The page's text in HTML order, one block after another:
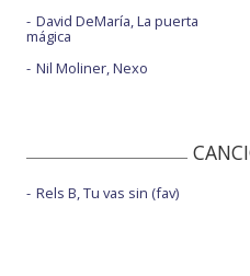
David DeMaría, La puerta
mágica
Nil Moliner, Nexo
Rels B, Tu vas sin (fav)